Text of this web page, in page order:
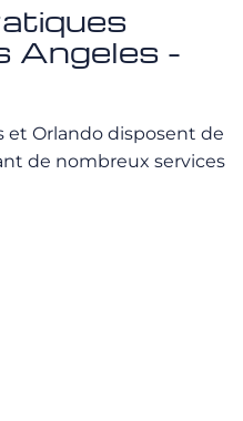
Angeles -
et Orlando disposent de
de nombreux services